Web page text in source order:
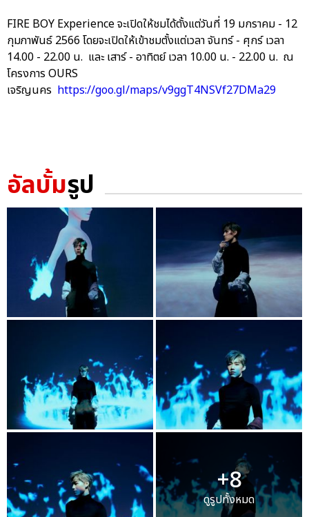
FIRE BOY Experience จะเปิดให้ชมได้ตั้งแต่วันที่ 19 มกราคม - 12
กุมภาพันธ์ 2566 โดยจะเปิดให้เข้าชมตั้งแต่เวลา จันทร์ - ศุกร์ เวลา
14.00 - 22.00 น. และ เสาร์ - อาทิตย์ เวลา 10.00 น. - 22.00 น. ณ
โครงการ OURS
เจริญนคร https://goo.gl/maps/v9ggT4NSVf27DMa29
อัลบั้มรูป
+8
ดูรูปทั้งหมด